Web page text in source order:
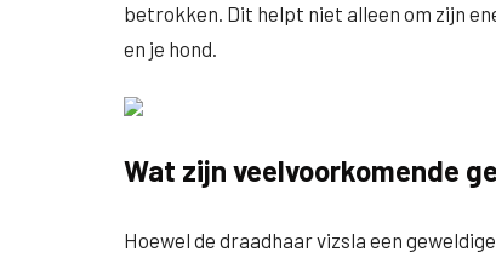
betrokken. Dit helpt niet alleen om zijn
en je hond.
Wat zijn veelvoorkomende
Hoewel de draadhaar vizsla een